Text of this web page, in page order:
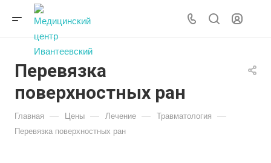
Перевязка
поверхностных ран
Главная — Цены — Лечение — Травматология —
Перевязка поверхностных ран